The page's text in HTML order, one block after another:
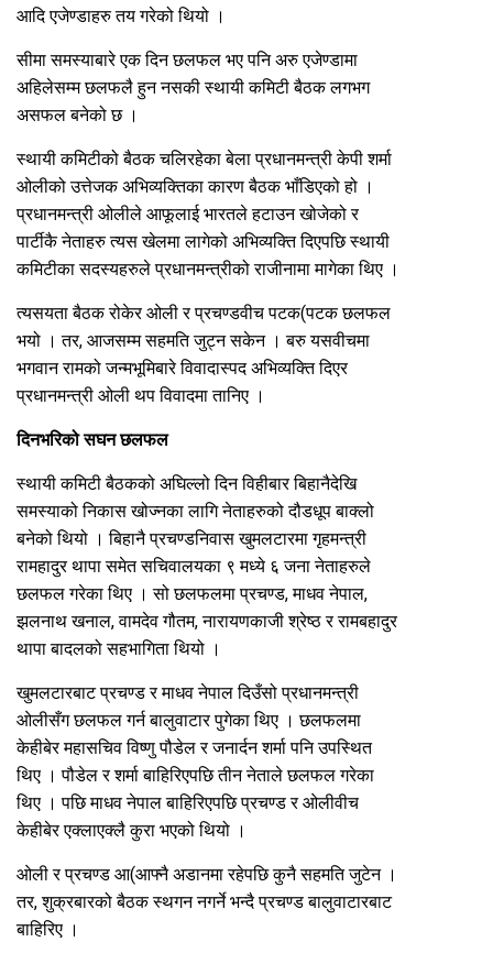
आदि एजेण्डाहरु तय गरेको थियो ।
सीमा समस्याबारे एक दिन छलफल भए पनि अरु एजेण्डामा
अहिलेसम्म छलफलै हुन नसकी स्थायी कमिटी बैठक लगभग
असफल बनेको छ ।
स्थायी कमिटीको बैठक चलिरहेका बेला प्रधानमन्त्री केपी शर्मा
ओलीको उत्तेजक अभिव्यक्तिका कारण बैठक भाँडिएको हो ।
प्रधानमन्त्री ओलीले आफूलाई भारतले हटाउन खोजेको र
पार्टीकै नेताहरु त्यस खेलमा लागेको अभिव्यक्ति दिएपछि स्थायी
कमिटीका सदस्यहरुले प्रधानमन्त्रीको राजीनामा मागेका थिए ।
त्यसयता बैठक रोकेर ओली र प्रचण्डवीच पटक(पटक छलफल
भयो । तर, आजसम्म सहमति जुट्न सकेन । बरु यसवीचमा
भगवान रामको जन्मभूमिबारे विवादास्पद अभिव्यक्ति दिएर
प्रधानमन्त्री ओली थप विवादमा तानिए ।
दिनभरिको सघन छलफल
स्थायी कमिटी बैठकको अघिल्लो दिन विहीबार बिहानैदेखि
समस्याको निकास खोज्नका लागि नेताहरुको दौडधूप बाक्लो
बनेको थियो । बिहानै प्रचण्डनिवास खुमलटारमा गृहमन्त्री
रामहादुर थापा समेत सचिवालयका ९ मध्ये ६ जना नेताहरुले
छलफल गरेका थिए । सो छलफलमा प्रचण्ड, माधव नेपाल,
झलनाथ खनाल, वामदेव गौतम, नारायणकाजी श्रेष्ठ र रामबहादुर
थापा बादलको सहभागिता थियो ।
खुमलटारबाट प्रचण्ड र माधव नेपाल दिउँसो प्रधानमन्त्री
ओलीसँग छलफल गर्न बालुवाटार पुगेका थिए । छलफलमा
केहीबेर महासचिव विष्णु पौडेल र जनार्दन शर्मा पनि उपस्थित
थिए । पौडेल र शर्मा बाहिरिएपछि तीन नेताले छलफल गरेका
थिए । पछि माधव नेपाल बाहिरिएपछि प्रचण्ड र ओलीवीच
केहीबेर एक्लाएक्लै कुरा भएको थियो ।
ओली र प्रचण्ड आ(आफ्नै अडानमा रहेपछि कुनै सहमति जुटेन ।
तर, शुक्रबारको बैठक स्थगन नगर्ने भन्दै प्रचण्ड बालुवाटारबाट
बाहिरिए ।